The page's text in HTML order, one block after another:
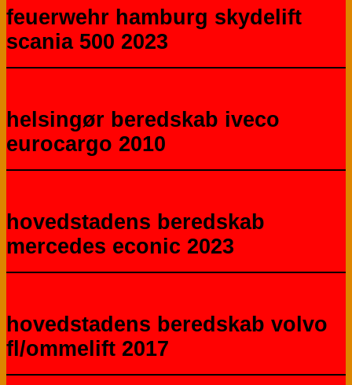
feuerwehr hamburg skydelift
scania 500 2023
helsingør beredskab iveco
eurocargo 2010
hovedstadens beredskab
mercedes econic 2023
hovedstadens beredskab volvo
fl/ommelift 2017